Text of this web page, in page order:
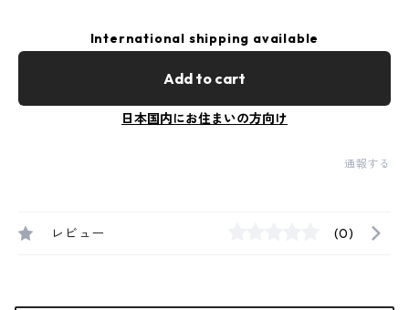
International shipping available
Add to cart
日本国内にお住まいの方向け
通報する
レビュー (0)